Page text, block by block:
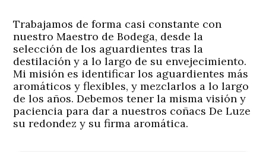
Trabajamos de forma casi constante con
nuestro Maestro de Bodega, desde la
selección de los aguardientes tras la
destilación y a lo largo de su envejecimiento.
Mi misión es identificar los aguardientes más
aromáticos y flexibles, y mezclarlos a lo largo
de los años. Debemos tener la misma visión y
paciencia para dar a nuestros coñacs De Luze
su redondez y su firma aromática.